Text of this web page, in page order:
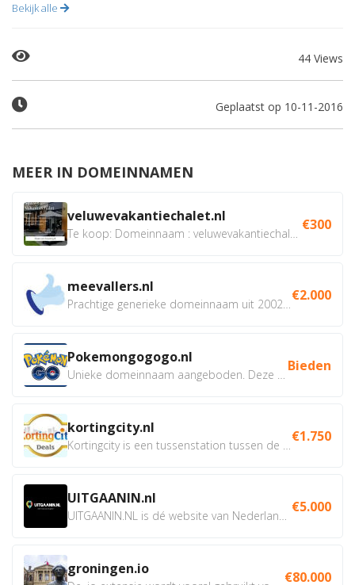
Bekijk alle
44 Views
Geplaatst op 10-11-2016
MEER IN DOMEINNAMEN
veluwevakantiechalet.nl €300
meevallers.nl €2.000
Pokemongogogo.nl Bieden
kortingcity.nl €1.750
UITGAANIN.nl €5.000
groningen.io €80.000